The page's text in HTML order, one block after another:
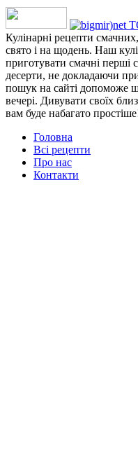
Кулінарні рецепти
свято і на щодень. Наш
приготувати смачні перші
десерти, не докладаючи
пошук на сайті допоможе
вечері. Дивувати своїх
вам буде набагато
Головна
Всі рецепти
Про нас
Контакти